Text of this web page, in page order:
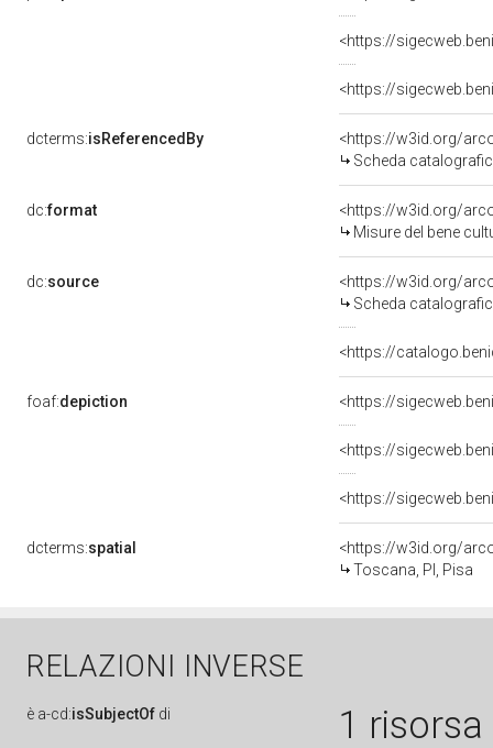
dcterms:isReferencedBy
<https://w3id.org/
Scheda
dc:format
<https://w3id.org/
Misure del bene
dc:source
<https://w3id.org/
Scheda
<https://
foaf:depiction <https://
dcterms:spatial
<https://w3id.org/
Toscana, PI, Pisa
RELAZIONI INVERSE
è a-cd:isSubjectOf di 1 risorsa